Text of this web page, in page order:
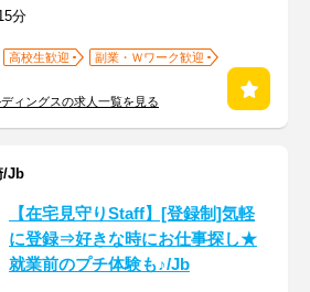
分
高校生歓迎
副業・Ｗワーク歓迎
ィングスの求人一覧を見る
/Jb
【在宅見守りStaff】[登録制]気軽
に登録⇒好きな時にお仕事探し★
就業前のプチ体験も♪/Jb